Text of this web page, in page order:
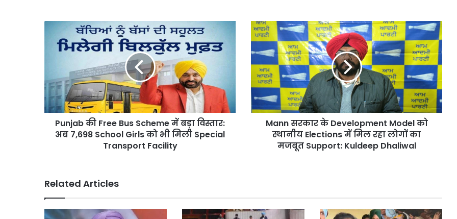
Punjab
Free
में
बड़ा
विस्तार:
अब
7,698
School
Special
Transport
Facility
Punjab की Free Bus Scheme में बड़ा विस्तार:
अब 7,698 School Girls को भी मिली Special
Transport Facility
Mann
सरकार
Development
Model
को
स्थानीय
Elections
में
Dhaliwal
Mann सरकार के Development Model को
स्थानीय Elections में मिल रहा लोगों का
मजबूत Support: Kuldeep Dhaliwal
Related Articles